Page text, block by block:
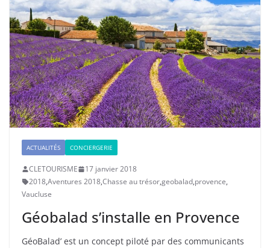
ACTUALITÉS CONCIERGERIE
CLETOURISME
17 janvier 2018
2018,Aventures 2018,Chasse au trésor,geobalad,provence,
Vaucluse
Géobalad s’installe en Provence
GéoBalad’ est un concept piloté par des communicants